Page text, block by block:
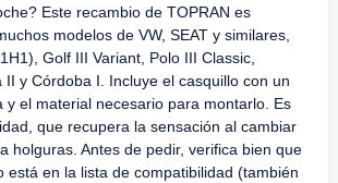
Este recambio de TOPRAN es
modelos de VW, SEAT y similares,
Golf III Variant, Polo III Classic,
II y Córdoba I. Incluye el casquillo con un
y el material necesario para montarlo. Es
que recupera la sensación al cambiar
holguras. Antes de pedir, verifica bien que
está en la lista de compatibilidad (también